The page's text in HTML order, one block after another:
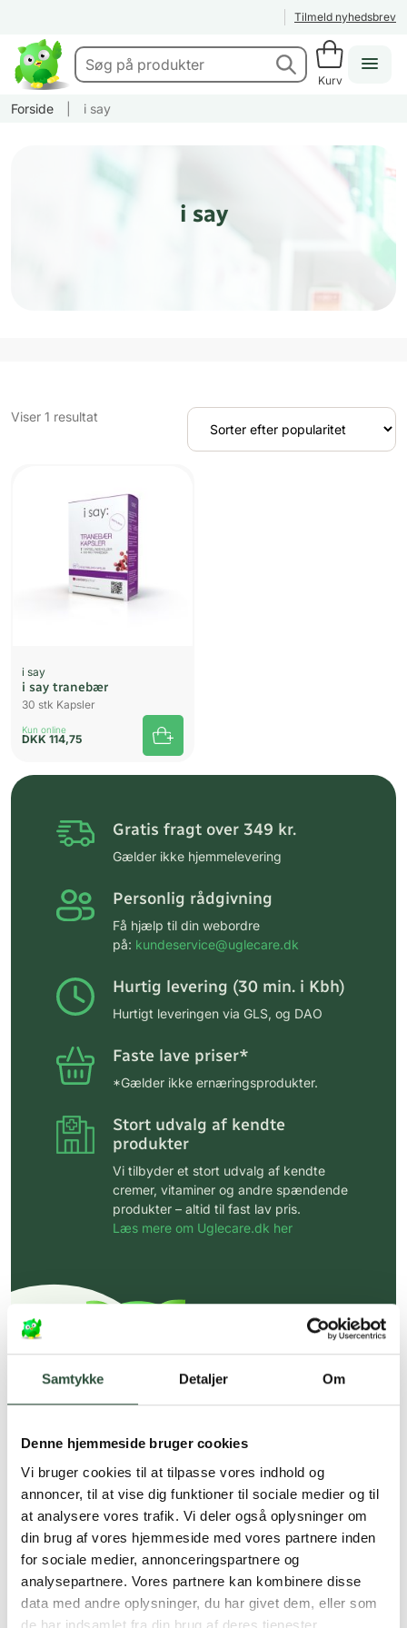
Samtykke Detaljer Om
Denne hjemmeside bruger cookies
Vi bruger cookies til at tilpasse vores indhold og
annoncer, til at vise dig funktioner til sociale medier og til
at analysere vores trafik. Vi deler også oplysninger om
din brug af vores hjemmeside med vores partnere inden
for sociale medier, annonceringspartnere og
analysepartnere. Vores partnere kan kombinere disse
data med andre oplysninger, du har givet dem, eller som
de har indsamlet fra din brug af deres tjenester.
Tilmeld nyhedsbrev
Kurv
Forside i say
i say
Viser 1 resultat
i say
i say tranebær
30 stk Kapsler
Kun online
DKK 114,75
Gratis fragt over 349 kr.
Gælder ikke hjemmelevering
Personlig rådgivning
Få hjælp til din webordre
på: kundeservice@uglecare.dk
Hurtig levering (30 min. i Kbh)
Hurtigt leveringen via GLS, og DAO
Faste lave priser*
*Gælder ikke ernæringsprodukter.
Stort udvalg af kendte
produkter
Vi tilbyder et stort udvalg af kendte
cremer, vitaminer og andre spændende
produkter – altid til fast lav pris.
Læs mere om Uglecare.dk her